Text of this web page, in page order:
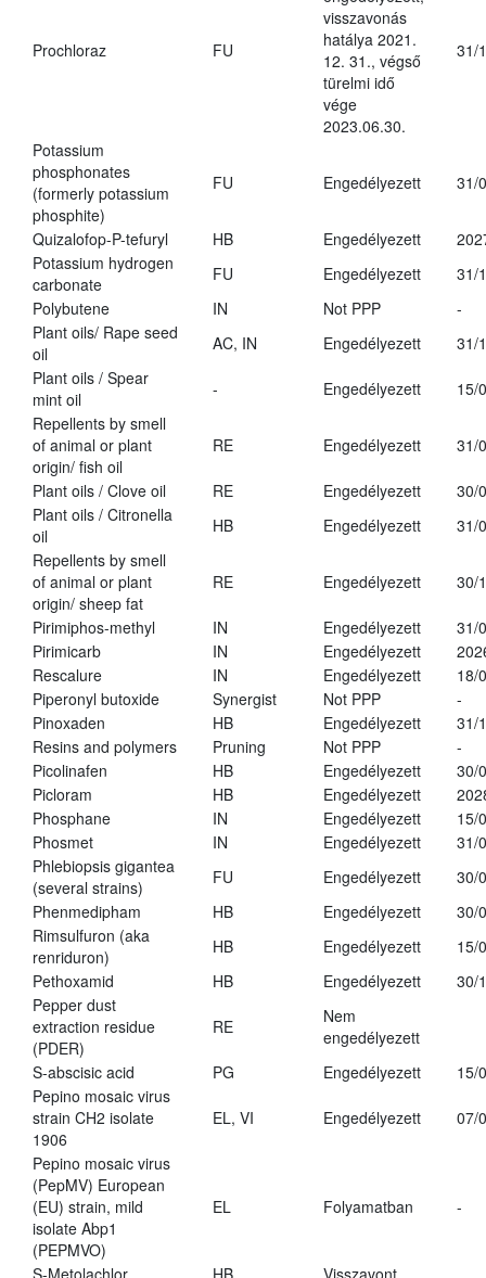
Prochloraz FU
visszavonás
hatálya 2021.
12. 31., végső
türelmi idő
vége
2023.06.30.
31/
Potassium
phosphonates
(formerly potassium
phosphite)
FU Engedélyezett 31/
Quizalofop-P-tefuryl HB Engedélyezett
Potassium hydrogen
carbonate
FU Engedélyezett
31/
Polybutene
IN Not PPP
-
Plant oils/ Rape seed
oil
AC, IN Engedélyezett
31/
Plant oils / Spear
mint oil
- Engedélyezett
15/
Repellents by smell
of animal or plant
origin/ fish oil
RE Engedélyezett 31/
Plant oils / Clove oil RE Engedélyezett
30/
Plant oils / Citronella
oil
HB Engedélyezett
31/
Repellents by smell
of animal or plant
origin/ sheep fat
RE Engedélyezett 30/
Pirimiphos-methyl IN Engedélyezett
31/
Pirimicarb
IN Engedélyezett
Rescalure
IN Engedélyezett
18/
Piperonyl butoxide
Synergist Not PPP
-
Pinoxaden
HB Engedélyezett
31/
Resins and polymers
Pruning Not PPP
-
Picolinafen
HB Engedélyezett
30/
Picloram
HB Engedélyezett
Phosphane
IN Engedélyezett
15/
Phosmet
IN Engedélyezett
31/
Phlebiopsis gigantea
(several strains)
FU Engedélyezett
30/
Phenmedipham
HB Engedélyezett
30/
Rimsulfuron (aka
renriduron)
HB Engedélyezett
15/
Pethoxamid
HB Engedélyezett
30/
Pepper dust
extraction residue
(PDER)
RE
Nem
engedélyezett
S-abscisic acid
PG Engedélyezett
15/
Pepino mosaic virus
strain CH2 isolate
1906
EL, VI Engedélyezett 07/
Pepino mosaic virus
(PepMV) European
(EU) strain, mild
isolate Abp1
(PEPMVO)
EL Folyamatban -